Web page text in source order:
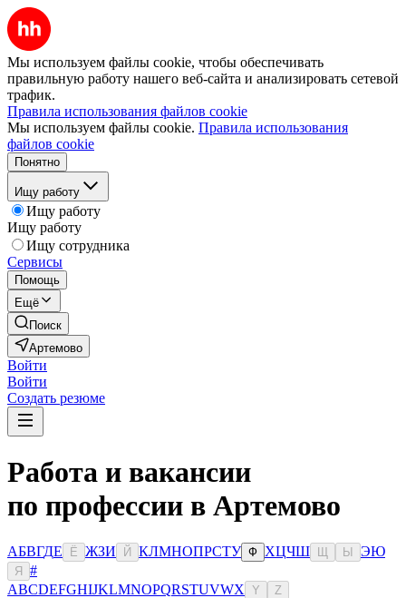
Мы используем файлы cookie, чтобы обеспечивать
правильную работу нашего веб-сайта и анализировать сетевой
трафик.
Правила использования файлов cookie
Мы используем файлы cookie. Правила использования
файлов cookie
Понятно
Ищу работу
Ищу работу
Ищу работу
Ищу сотрудника
Сервисы
Помощь
Ещё
Поиск
Артемово
Войти
Войти
Создать резюме
Работа и вакансии
по профессии в Артемово
АБВГДЕ Ё ЖЗИ Й КЛМНОПРСТУ Ф ХЦЧШ Ы ЭЮ
Я
#
ABCDEFGHIJKLMNOPQRSTUVWX Y Z